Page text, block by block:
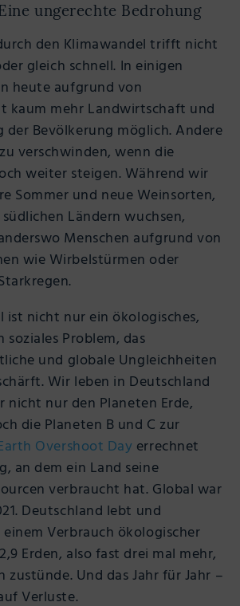
ungerechte Bedrohung
den Klimawandel trifft nicht
gleich schnell. In einigen
heute aufgrund von
kaum mehr Landwirtschaft und
der Bevölkerung möglich. Andere
verschwinden, wenn die
weiter steigen. Während wir
Sommer und neue Weinsorten,
Ländern wuchsen,
Menschen aufgrund von
wie Wirbelstürmen oder
ist nicht nur ein ökologisches,
soziales Problem, das
und globale Ungleichheiten
Wir leben in Deutschland
nicht nur den Planeten Erde,
die Planeten B und C zur
Overshoot Day errechnet
an dem ein Land seine
verbraucht hat. Global war
Deutschland lebt und
Verbrauch ökologischer
Erden, also fast drei mal mehr,
zustünde. Und das Jahr für Jahr –
Verluste.